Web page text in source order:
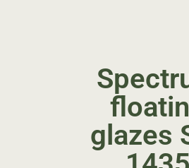
glazes